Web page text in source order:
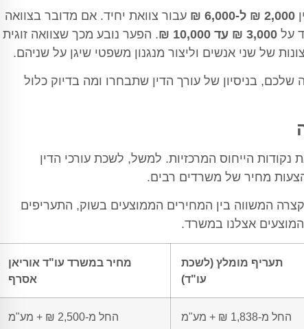
2,000 ₪ ל-6,000 ₪
עבור צוואת יחיד. אם מדובר בצוואה
על 3,000 ₪ עד 10,000 ₪
. הפער נובע מכך שצוואה זוגית
של שני אנשים וליצור מנגנון משפטי שיגן על שניהם.
שלכם, בניסיון של עורך הדין שתבחרו ומה בדיוק כלול
הייחוס המרכזיות. למשל, לשכת עורכי הדין
מחיר של משרדים רבים.
המשווה בין המחירים הממוצעים בשוק, התעריפים
המוצעים אצלנו במשרד.
תעריף מומלץ (לשכת
עו"ד)
מחיר במשרד עו"ד אוריאן
אסרף
החל מ-1,838 ₪ + מע"מ החל מ-2,500 ₪ + מע"מ